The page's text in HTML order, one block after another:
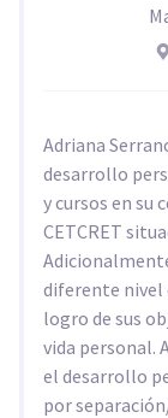
Adriana
desarrollo
y cursos en su
CETCRET
diferente nivel
logro de sus
vida personal.
el desarrollo
por